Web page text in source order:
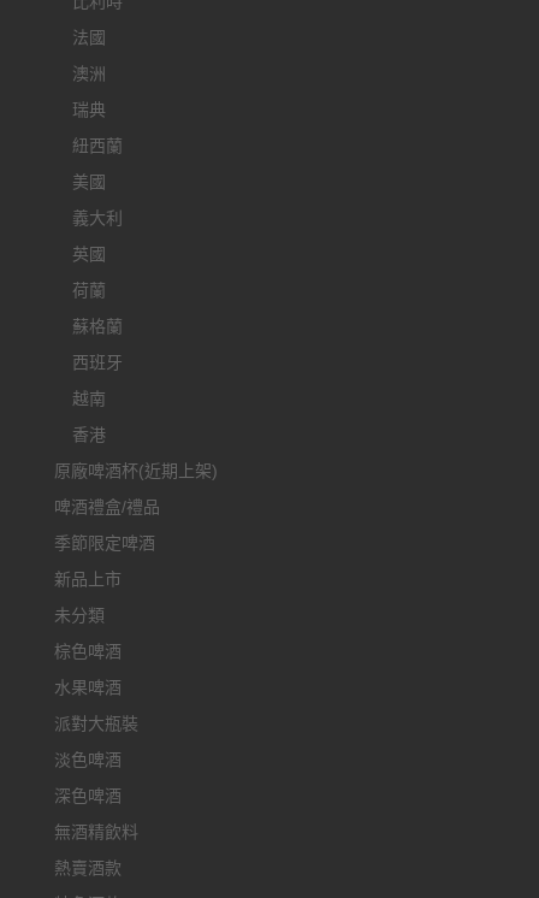
法國
澳洲
瑞典
紐西蘭
美國
義大利
英國
荷蘭
蘇格蘭
西班牙
越南
香港
原廠啤酒杯(近期上架)
啤酒禮盒/禮品
季節限定啤酒
新品上市
未分類
棕色啤酒
水果啤酒
派對大瓶裝
淡色啤酒
深色啤酒
無酒精飲料
熱賣酒款